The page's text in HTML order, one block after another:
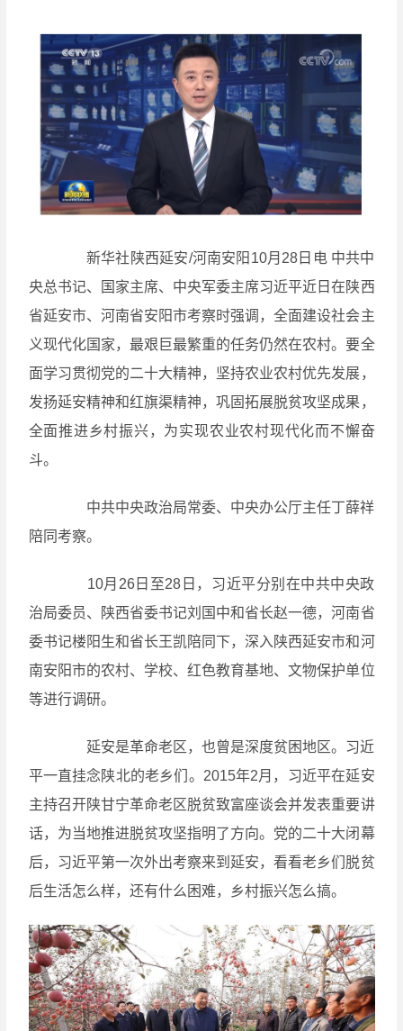
新华社陕西延安/河南安阳10月28日电 中共中
央总书记、国家主席、中央军委主席习近平近日在陕西
省延安市、河南省安阳市考察时强调，全面建设社会主
义现代化国家，最艰巨最繁重的任务仍然在农村。要全
面学习贯彻党的二十大精神，坚持农业农村优先发展，
发扬延安精神和红旗渠精神，巩固拓展脱贫攻坚成果，
全面推进乡村振兴，为实现农业农村现代化而不懈奋
斗。
中共中央政治局常委、中央办公厅主任丁薛祥
陪同考察。
10月26日至28日，习近平分别在中共中央政
治局委员、陕西省委书记刘国中和省长赵一德，河南省
委书记楼阳生和省长王凯陪同下，深入陕西延安市和河
南安阳市的农村、学校、红色教育基地、文物保护单位
等进行调研。
延安是革命老区，也曾是深度贫困地区。习近
平一直挂念陕北的老乡们。2015年2月，习近平在延安
主持召开陕甘宁革命老区脱贫致富座谈会并发表重要讲
话，为当地推进脱贫攻坚指明了方向。党的二十大闭幕
后，习近平第一次外出考察来到延安，看看老乡们脱贫
后生活怎么样，还有什么困难，乡村振兴怎么搞。